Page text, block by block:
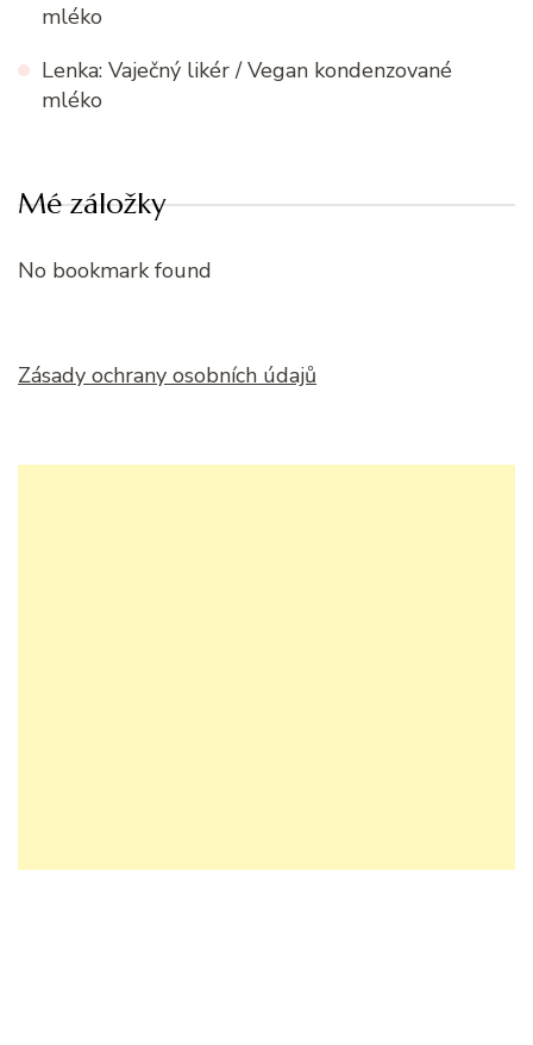
mléko
Lenka: Vaječný likér / Vegan kondenzované
mléko
Mé záložky
No bookmark found
Zásady ochrany osobních údajů